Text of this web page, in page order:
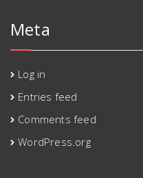
Meta
Log in
Entries feed
Comments feed
WordPress.org